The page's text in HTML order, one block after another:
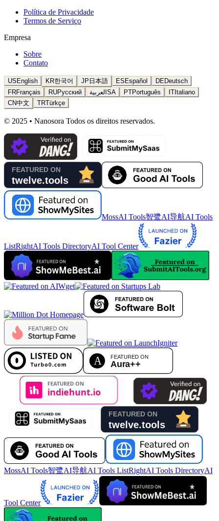
Política de Privacidade
Termos de Serviço
Empresa
Sobre
Contato
US English KR한국어 JP 日本語 ES Español DE Deutsch
FRFrançais RUРусский SA العربية PTPortuguês IT Italiano
CN中文 TRTürkçe
© 2025 • Nanosora Todos os direitos reservados.
MossAI Tools智鹭AI导航AI Tools
ListRightAI Tools DirectoryAI Tool Center
MossAI Tools智鹭AI导航AI Tools ListRightAI Tools DirectoryAI
Tool Center